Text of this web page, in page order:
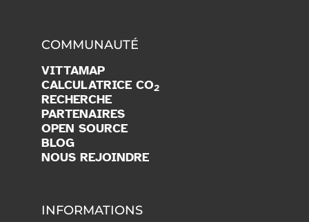
COMMUNAUTÉ
VITTAMAP
CALCULATRICE CO2
RECHERCHE
PARTENAIRES
OPEN SOURCE
BLOG
NOUS REJOINDRE
INFORMATIONS